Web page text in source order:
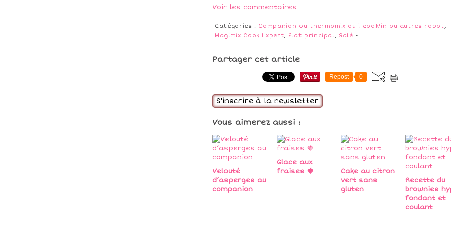
Voir les commentaires
Catégories : Companion ou thermomix ou i cook'in ou autres robot,
Magimix Cook Expert, Plat principal, Salé - …
Partager cet article
Repost 0
S'inscrire à la newsletter
Vous aimerez aussi :
Velouté
d’asperges au
companion
Glace aux
fraises 🍓
Cake au citron
vert sans
gluten
Recette du
brownies
fondant et
coulant